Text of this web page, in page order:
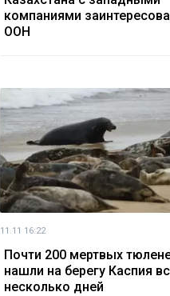
компаниями
ООН
11.11 16:22
Почти 200 мертвых
нашли на берегу Каспия
несколько дней